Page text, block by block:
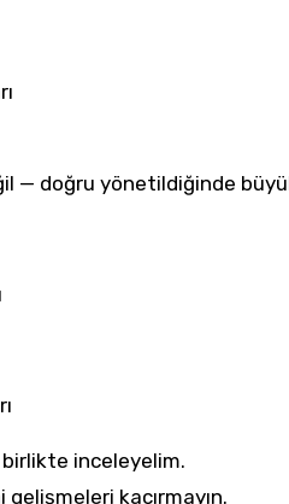
— doğru yönetildiğinde
birlikte inceleyelim.
gelişmeleri kaçırmayın.